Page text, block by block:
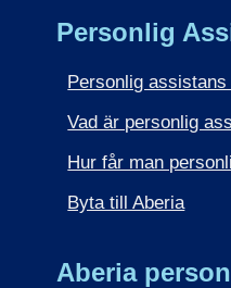
Personlig
Personlig assistans
Vad är personlig
Hur får man
Byta till Aberia
Aberia